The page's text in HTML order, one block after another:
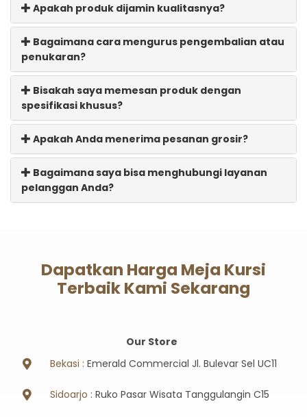
Apakah produk dijamin kualitasnya?
Bagaimana cara mengurus pengembalian atau
penukaran?
Bisakah saya memesan produk dengan
spesifikasi khusus?
Apakah Anda menerima pesanan grosir?
Bagaimana saya bisa menghubungi layanan
pelanggan Anda?
Dapatkan Harga Meja Kursi
Terbaik Kami Sekarang
Our Store
Bekasi : Emerald Commercial Jl. Bulevar Sel UC11
Sidoarjo : Ruko Pasar Wisata Tanggulangin C15